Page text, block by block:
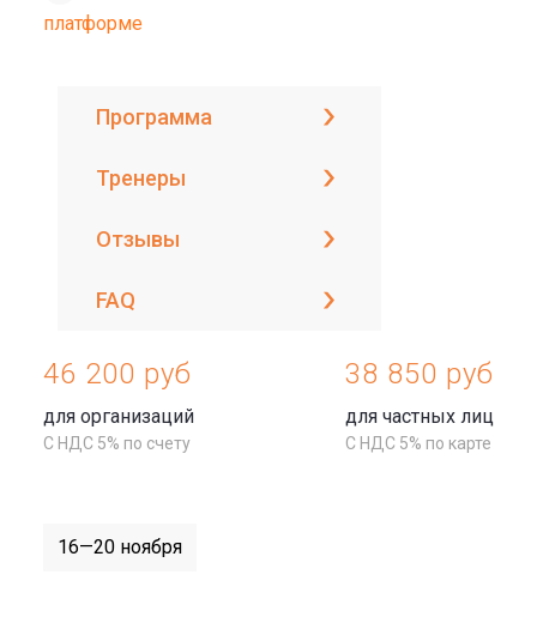
платформе
Программа
Тренеры
Отзывы
FAQ
46 200 руб
для организаций
С НДС 5% по счету
38 850 руб
для частных лиц
С НДС 5% по карте
16—20 ноября